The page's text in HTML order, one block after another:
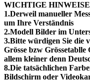
WICHTIGE HINWEISE
1.Derweil manueller
um Ihre Verständnis
2.Modell Bilder im
3.Bitte würdigen Sie die
Grösse bzw Grössetablle
allem kleiner denn
8.Die tatsächlichen
Bildschirm oder